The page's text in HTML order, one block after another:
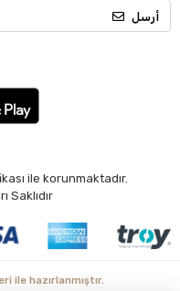
أرسل
ile korunmaktadır.
Saklıdır
ile hazırlanmıştır.